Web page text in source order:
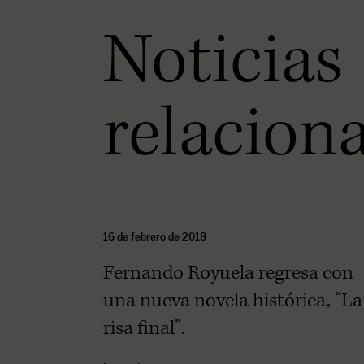
Noticias
16 de febrero de 2018
Fernando Royuela regresa con
una nueva novela histórica, “La
risa final”.